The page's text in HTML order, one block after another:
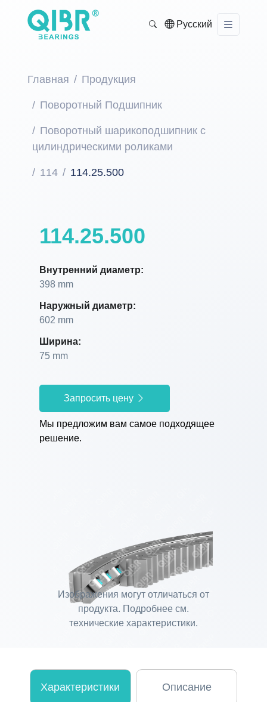
Русский
Главная Продукция
Поворотный Подшипник
Поворотный шарикоподшипник с
цилиндрическими роликами
114 114.25.500
114.25.500
Внутренний диаметр:
398 mm
Наружный диаметр:
602 mm
Ширина:
75 mm
Запросить цену
Мы предложим вам самое подходящее
решение.
Изображения могут отличаться от
продукта. Подробнее см.
технические характеристики.
Характеристики Описание